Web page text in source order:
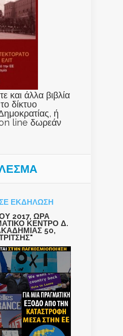
και άλλα βιβλία
δίκτυο
ή
on line δωρεάν
ΕΚΔΗΛΩΣΗ
2017, ΩΡΑ
ΚΕΝΤΡΟ Δ.
50,